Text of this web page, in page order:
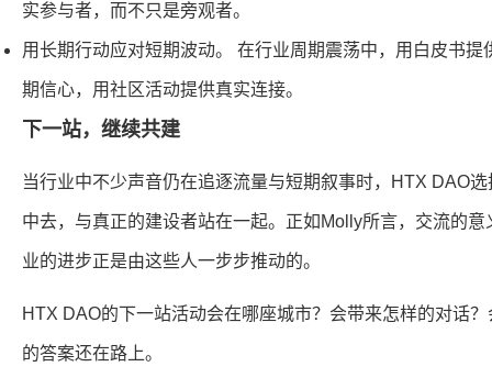
实参与者，而不只是旁观者。
用长期行动应对短期波动。 在行业周期震荡中，用白皮书
期信心，用社区活动提供真实连接。
下一站，继续共建
当行业中不少声音仍在追逐流量与短期叙事时，HTX DAO
中去，与真正的建设者站在一起。正如Molly所言，交流的
业的进步正是由这些人一步步推动的。
HTX DAO的下一站活动会在哪座城市？会带来怎样的对话
的答案还在路上。